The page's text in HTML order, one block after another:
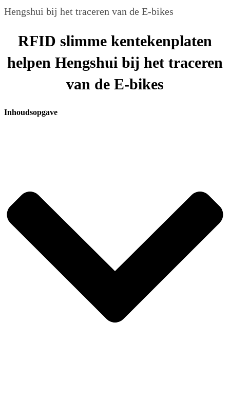
Hengshui bij het traceren van de E-bikes
RFID slimme kentekenplaten
helpen Hengshui bij het traceren
van de E-bikes
Inhoudsopgave